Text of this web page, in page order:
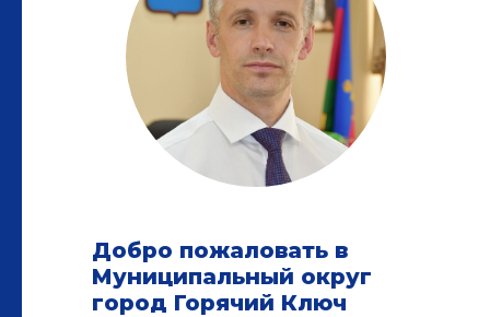
Добро пожаловать в
Муниципальный округ
город Горячий Ключ